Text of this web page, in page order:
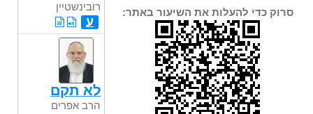
סרוק כדי להעלות את השיעור באתר:
רובינשטיין
ע
לא תקם
הרב אפרים